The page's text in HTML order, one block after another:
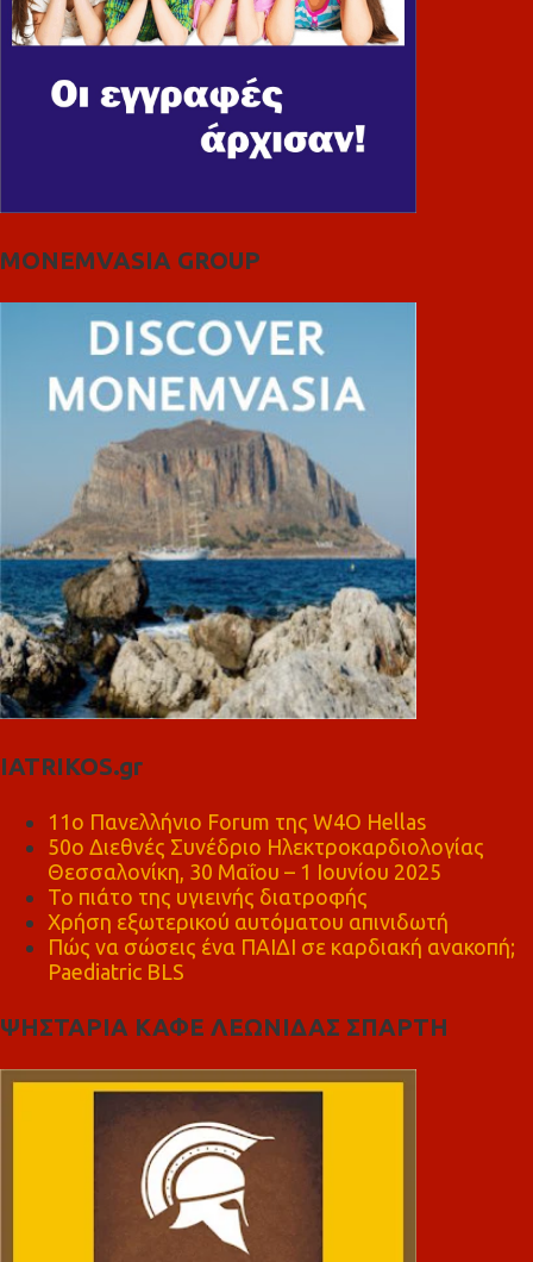
MONEMVASIA GROUP
IATRIKOS.gr
11ο Πανελλήνιο Forum της W4O Hellas
50ο Διεθνές Συνέδριο Ηλεκτροκαρδιολογίας
Θεσσαλονίκη, 30 Μαΐου – 1 Ιουνίου 2025
Το πιάτο της υγιεινής διατροφής
Χρήση εξωτερικού αυτόματου απινιδωτή
Πώς να σώσεις ένα ΠΑΙΔΙ σε καρδιακή ανακοπή;
Paediatric BLS
ΨΗΣΤΑΡΙΑ ΚΑΦΕ ΛΕΩΝΙΔΑΣ ΣΠΑΡΤΗ